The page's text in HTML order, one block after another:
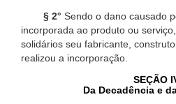
§ 2° Sendo o dano causado
incorporada ao produto ou
solidários seu fabricante,
realizou a incorporação.
SEÇÃO
Da Decadência e